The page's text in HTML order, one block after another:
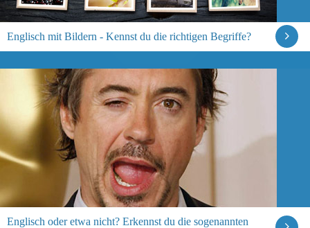
Englisch mit Bildern - Kennst du die richtigen Begriffe?
Englisch oder etwa nicht? Erkennst du die sogenannten